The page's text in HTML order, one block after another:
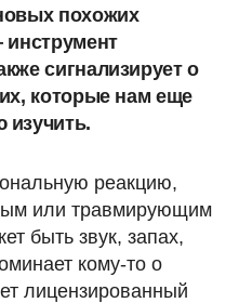
похожих
инструмент
сигнализирует о
которые нам еще
изучить.
реакцию,
или травмирующим
быть звук, запах,
кому-то о
лицензированный